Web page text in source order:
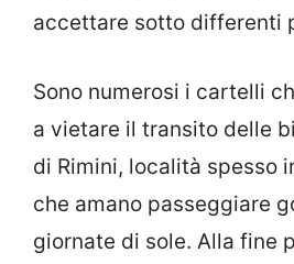
accettare sotto differenti
Sono numerosi i cartelli
a vietare il transito delle
di Rimini, località spesso
che amano passeggiare
giornate di sole. Alla fine